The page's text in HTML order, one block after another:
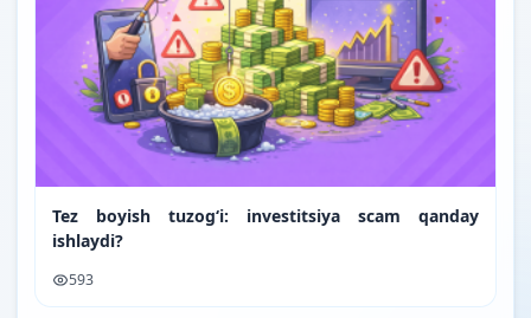
Tez boyish tuzog‘i: investitsiya scam qanday
ishlaydi?
593